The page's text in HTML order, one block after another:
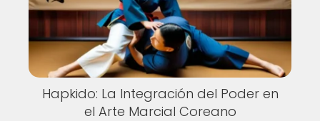
Hapkido: La Integración del Poder en
el Arte Marcial Coreano